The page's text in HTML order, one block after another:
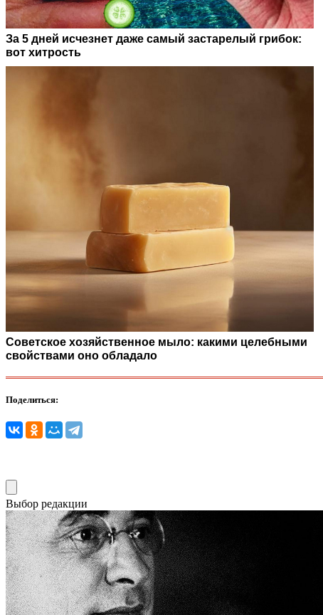
За 5 дней исчезнет даже самый застарелый грибок:
вот хитрость
Советское хозяйственное мыло: какими целебными
свойствами оно обладало
Поделиться:
Выбор редакции